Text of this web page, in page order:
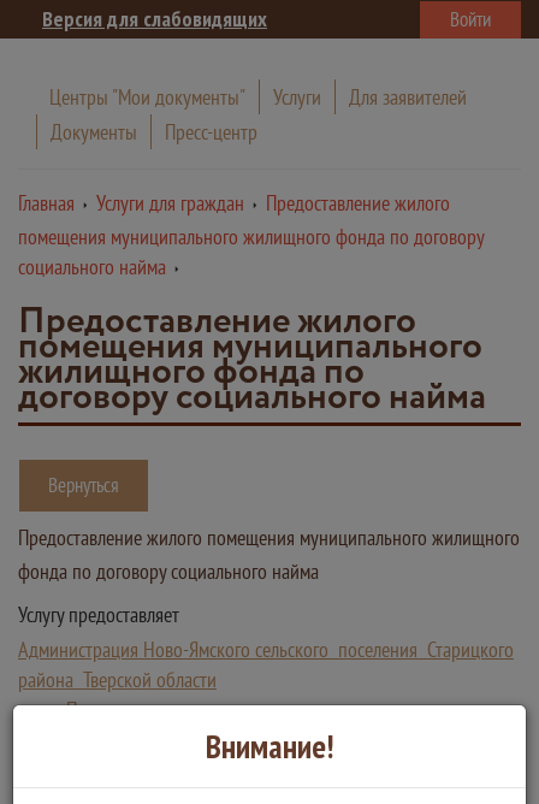
Версия для слабовидящих Войти
Центры "Мои документы" Услуги
Для заявителей
Документы
Пресс-центр
Главная Услуги для граждан
Предоставление жилого
помещения муниципального жилищного фонда по договору
социального найма
Предоставление жилого
помещения муниципального
жилищного фонда по
договору социального найма
Вернуться
Предоставление жилого помещения муниципального жилищного
фонда по договору социального найма
Услугу предоставляет
Администрация Ново-Ямского сельского поселения Старицкого
района Тверской области
Предоставление жилого помещения муниципального
жилищного фонда по договору социального найма
Внимание!